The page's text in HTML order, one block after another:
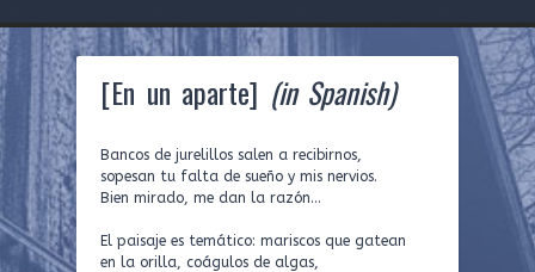
[En un aparte] (in Spanish)
Bancos de jurelillos salen a recibirnos,
sopesan tu falta de sueño y mis nervios.
Bien mirado, me dan la razón…
El paisaje es temático: mariscos que gatean
en la orilla, coágulos de algas,